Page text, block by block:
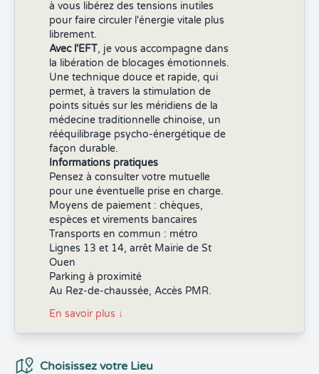
à vous libérez des tensions inutiles
pour faire circuler l'énergie vitale plus
librement.
Avec l'EFT, je vous accompagne dans
la libération de blocages émotionnels.
Une technique douce et rapide, qui
permet, à travers la stimulation de
points situés sur les méridiens de la
médecine traditionnelle chinoise, un
rééquilibrage psycho-énergétique de
façon durable.
Informations pratiques
Pensez à consulter votre mutuelle
pour une éventuelle prise en charge.
Moyens de paiement : chèques,
espèces et virements bancaires
Transports en commun : métro
Lignes 13 et 14, arrêt Mairie de St
Ouen
Parking à proximité
Au Rez-de-chaussée, Accès PMR.
En savoir plus ↓
Choix du Lieux
Choisissez votre Lieu